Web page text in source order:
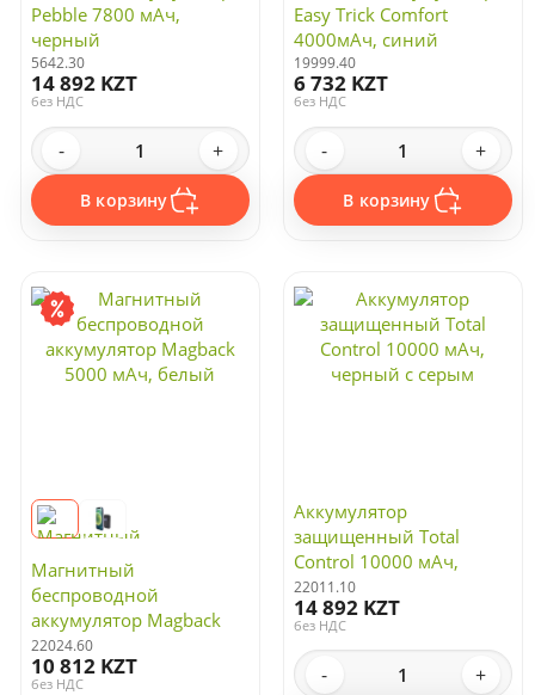
Pebble 7800 мАч,
черный
5642.30
14 892 KZT
без НДС
- +
В корзину
Easy Trick Comfort
4000мАч, синий
19999.40
6 732 KZT
без НДС
- +
В корзину
Магнитный
беспроводной
аккумулятор Magback
5000 мАч, белый
22024.60
10 812 KZT
без НДС
Аккумулятор
защищенный Total
Control 10000 мАч,
черный с серым
22011.10
14 892 KZT
без НДС
- +